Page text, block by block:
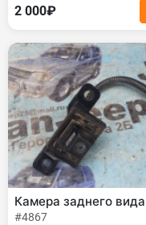
2 000₽
Камера заднего вида
#4867